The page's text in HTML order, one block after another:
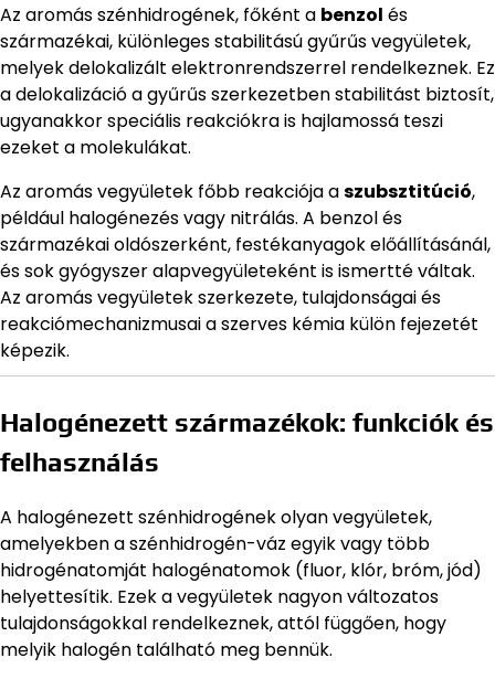
Az aromás szénhidrogének, főként a benzol és
származékai, különleges stabilitású gyűrűs vegyületek,
melyek delokalizált elektronrendszerrel rendelkeznek. Ez
a delokalizáció a gyűrűs szerkezetben stabilitást biztosít,
ugyanakkor speciális reakciókra is hajlamossá teszi
ezeket a molekulákat.
Az aromás vegyületek főbb reakciója aszubsztitúció,
például halogénezés vagy nitrálás. A benzol és
származékai oldószerként, festékanyagok előállításánál,
és sok gyógyszer alapvegyületeként is ismertté váltak.
Az aromás vegyületek szerkezete, tulajdonságai és
reakciómechanizmusai a szerves kémia külön fejezetét
képezik.
Halogénezett származékok: funkciók és
felhasználás
A halogénezett szénhidrogének olyan vegyületek,
amelyekben a szénhidrogén-váz egyik vagy több
hidrogénatomját halogénatomok (fluor, klór, bróm, jód)
helyettesítik. Ezek a vegyületek nagyon változatos
tulajdonságokkal rendelkeznek, attól függően, hogy
melyik halogén található meg bennük.